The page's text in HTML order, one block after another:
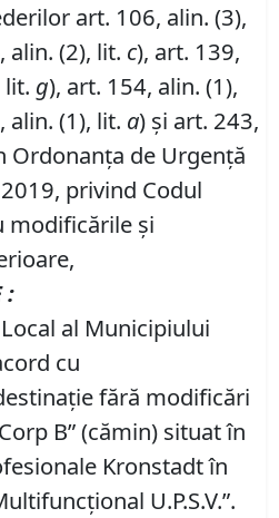
art. 106, alin. (3),
alin. (2), lit. c), art. 139,
lit. g), art. 154, alin. (1),
alin. (1), lit. a) și art. 243,
Ordonanța de Urgență
privind Codul
modificările și
:
al Municipiului
cu
fără modificări
B” (cămin) situat în
Kronstadt în
U.P.S.V.”.